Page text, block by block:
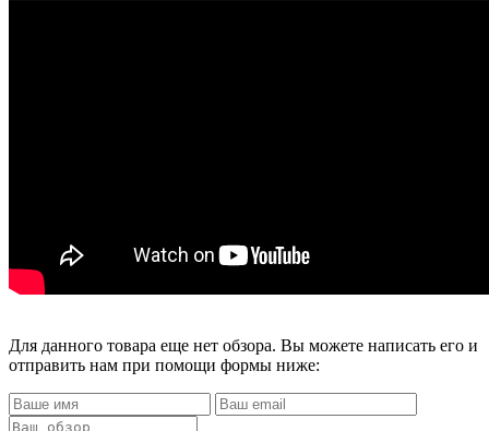
Для данного товара еще нет обзора. Вы можете написать его и
отправить нам при помощи формы ниже: